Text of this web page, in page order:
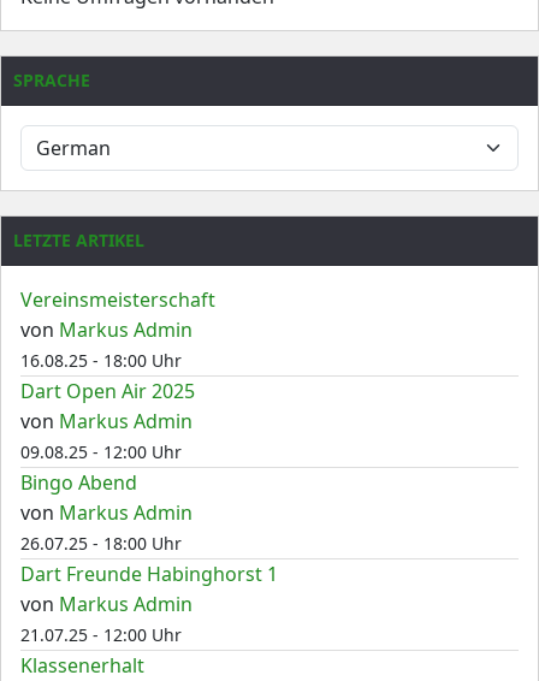
SPRACHE
LETZTE ARTIKEL
Vereinsmeisterschaft
von Markus Admin
16.08.25 - 18:00 Uhr
Dart Open Air 2025
von Markus Admin
09.08.25 - 12:00 Uhr
Bingo Abend
von Markus Admin
26.07.25 - 18:00 Uhr
Dart Freunde Habinghorst 1
von Markus Admin
21.07.25 - 12:00 Uhr
Klassenerhalt